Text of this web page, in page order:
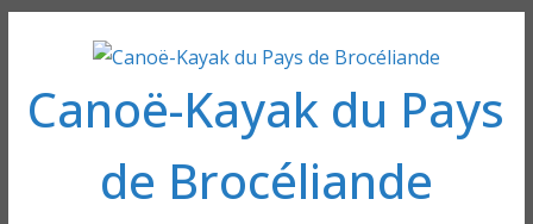
contenu
Canoë-Kayak du Pays
de Brocéliande